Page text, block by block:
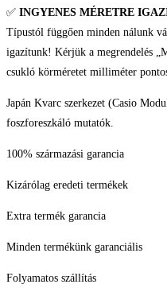
✅ INGYENES MÉRETRE
Típustól függően minden nálunk
igazítunk! Kérjük a megrendelés
csukló körméretet milliméter
Japán Kvarc szerkezet (Casio
foszforeszkáló mutatók.
100% származási garancia
Kizárólag eredeti termékek
Extra termék garancia
Minden termékünk garanciális
Folyamatos szállítás